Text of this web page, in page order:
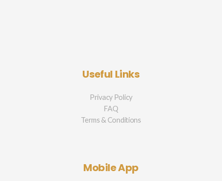
Useful Links
Privacy Policy
FAQ
Terms & Conditions
Mobile App